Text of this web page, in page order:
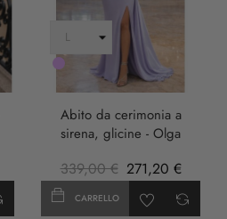
LILLA
Abito da cerimonia a
sirena, glicine - Olga
339,00 € 271,20 €
CARRELLO